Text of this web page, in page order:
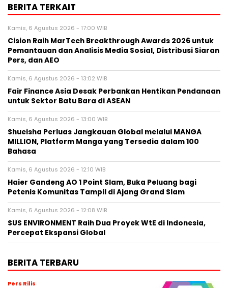
BERITA TERKAIT
Kamis, 6 Agustus 2026 - 17:00 WIB
Cision Raih MarTech Breakthrough Awards 2026 untuk
Pemantauan dan Analisis Media Sosial, Distribusi Siaran
Pers, dan AEO
Kamis, 6 Agustus 2026 - 13:02 WIB
Fair Finance Asia Desak Perbankan Hentikan Pendanaan
untuk Sektor Batu Bara di ASEAN
Kamis, 6 Agustus 2026 - 13:00 WIB
Shueisha Perluas Jangkauan Global melalui MANGA
MILLION, Platform Manga yang Tersedia dalam 100
Bahasa
Kamis, 6 Agustus 2026 - 12:10 WIB
Haier Gandeng AO 1 Point Slam, Buka Peluang bagi
Petenis Komunitas Tampil di Ajang Grand Slam
Kamis, 6 Agustus 2026 - 12:08 WIB
SUS ENVIRONMENT Raih Dua Proyek WtE di Indonesia,
Percepat Ekspansi Global
BERITA TERBARU
Pers Rilis